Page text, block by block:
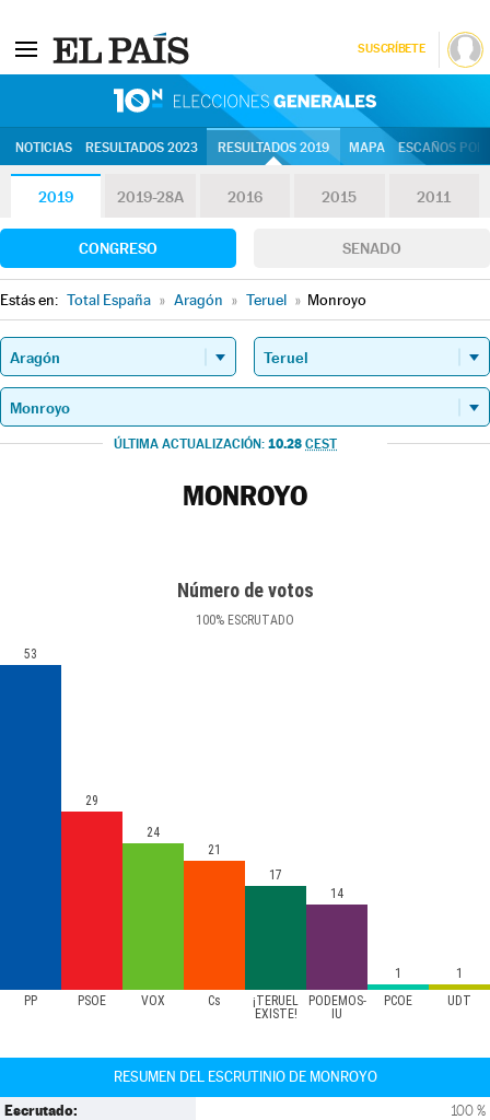
SUSCRÍBETE
NOTICIAS RESULTADOS 2023 RESULTADOS 2019 MAPA ESCAÑOS
2019 2019-28A 2016 2015 2011
CONGRESO SENADO
Estás en: Total España » Aragón » Teruel » Monroyo
ÚLTIMA ACTUALIZACIÓN: 10.28 CEST
MONROYO
Número de votos
100% ESCRUTADO
PP PSOE VOX Cs
¡TERUEL
EXISTE!
PODEMOS-
IU
PCOE UDT
53
29
24
21
17
14
1 1
RESUMEN DEL ESCRUTINIO DE MONROYO
Escrutado: 100 %